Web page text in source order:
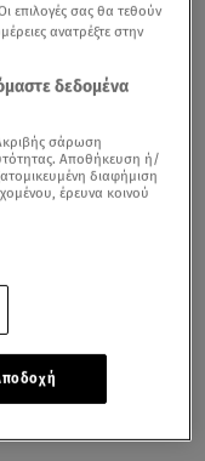
επιλογές σας θα τεθούν
ανατρέξτε στην
δεδομένα
σάρωση
Αποθήκευση ή/
διαφήμιση
έρευνα κοινού